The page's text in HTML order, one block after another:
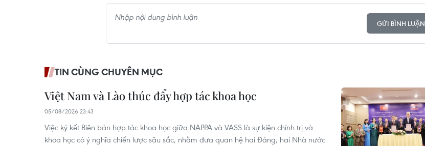
GỬI BÌNH LUẬN
TIN CÙNG CHUYÊN MỤC
Việt Nam và Lào thúc đẩy hợp tác khoa học
05/08/2026 23:43
Việc ký kết Biên bản hợp tác khoa học giữa NAPPA và VASS là sự kiện chính trị và
khoa học có ý nghĩa chiến lược sâu sắc, nhằm đưa quan hệ hai Đảng, hai Nhà nước